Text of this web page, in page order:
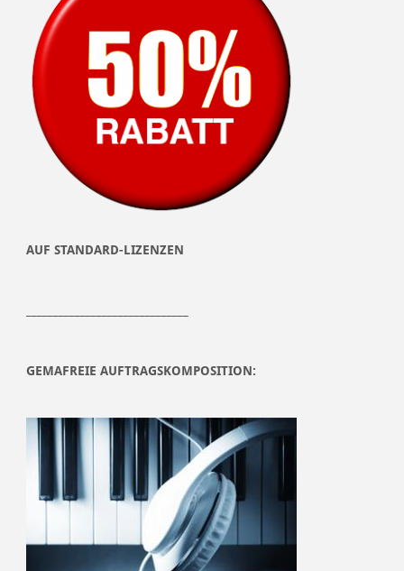
AUF STANDARD-LIZENZEN
GEMAFREIE AUFTRAGSKOMPOSITION: